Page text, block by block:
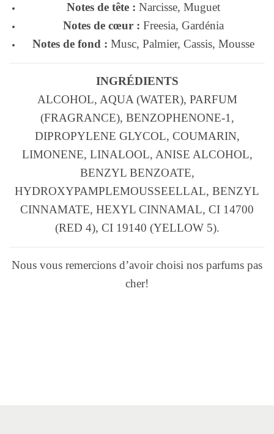
Notes de tête : Narcisse, Muguet
Notes de cœur : Freesia, Gardénia
Notes de fond : Musc, Palmier, Cassis, Mousse
INGRÉDIENTS
ALCOHOL, AQUA (WATER), PARFUM
(FRAGRANCE), BENZOPHENONE-1,
DIPROPYLENE GLYCOL, COUMARIN,
LIMONENE, LINALOOL, ANISE ALCOHOL,
BENZYL BENZOATE,
HYDROXYPAMPLEMOUSSEELLAL, BENZYL
CINNAMATE, HEXYL CINNAMAL, CI 14700
(RED 4), CI 19140 (YELLOW 5).
Nous vous remercions d’avoir choisi nos parfums pas
cher!